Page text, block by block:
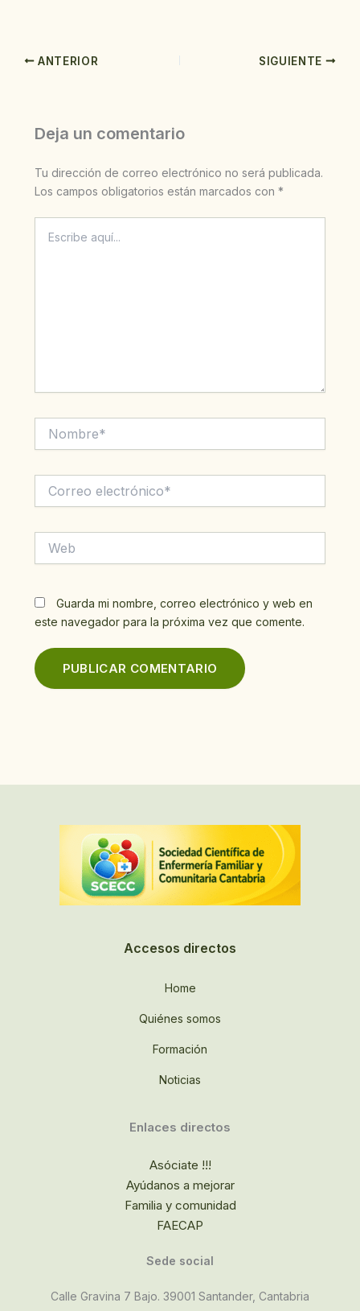
ANTERIOR SIGUIENTE
Deja un comentario
Tu dirección de correo electrónico no será publicada.
Los campos obligatorios están marcados con *
aquí...
electrónico*
Guarda mi nombre, correo electrónico y web en
este navegador para la próxima vez que comente.
Accesos directos
Home
Quiénes somos
Formación
Noticias
Enlaces directos
Asóciate !!!
Ayúdanos a mejorar
Familia y comunidad
FAECAP
Sede social
Calle Gravina 7 Bajo. 39001 Santander, Cantabria